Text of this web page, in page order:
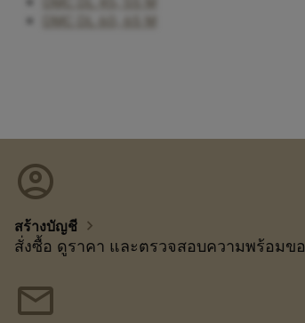
account_circle
สร้างบัญชี chevron_right
สั่งซื้อ ดูราคา และตรวจสอบความพร้อมข
mail